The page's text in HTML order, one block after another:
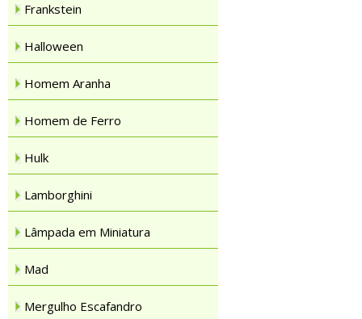
Frankstein
Halloween
Homem Aranha
Homem de Ferro
Hulk
Lamborghini
Lâmpada em Miniatura
Mad
Mergulho Escafandro